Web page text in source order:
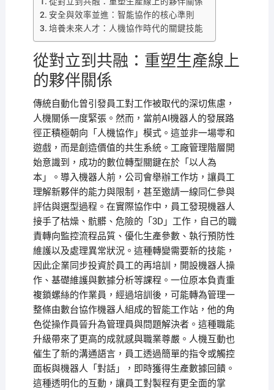
安全與效率並進：智能協作的核心準則
培養未來人才：人機協作時代的關鍵技能
從對立到共融：重塑生產線上
的夥伴關係
傳統自動化曾引發員工對工作被取代的深切焦慮，
人機關係一度緊張。然而，當前AI機器人的發展路
徑正積極朝向「人機協作」模式。這並非一場零和
遊戲，而是創造價值的共生系統。工廠管理階層開
始意識到，成功的數位轉型關鍵在於「以人為
本」。導入機器人前，公司會舉辦工作坊，讓員工
理解新夥伴的能力與限制，甚至邀請一線同仁參與
評估與選型過程。在實際協作中，員工發現機器人
接手了枯燥、骯髒、危險的「3D」工作，自己的職
責轉向監控流程品質、優化生產參數、執行預防性
維護以及處理異常狀況。這種轉變需要新的技能，
因此企業同步投資於員工的再培訓，開設機器人操
作、基礎維護與數據分析等課程。一位原本負責重
複鎖螺絲的作業員，經過培訓後，可能轉為管理一
整條由數台協作機器人組成的智能工作站，他的角
色從操作員晉升為管理員與問題解決者。這種職能
升級帶來了更高的成就感與職業尊嚴。人機互動也
催生了新的溝通語言，員工透過簡單的指令或觸控
面板與機器人「對話」，即時獲得生產數據回饋。
這種透明化的互動，讓員工對製程有更全面的掌